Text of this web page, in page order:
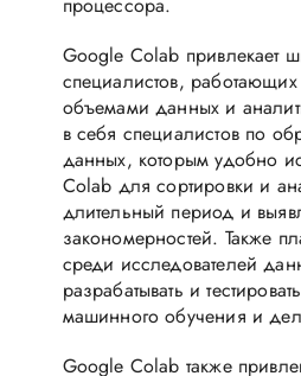
Google Colab привлекает
специалистов,
объемами данных и
в себя специалистов по
данных, которым удобно
Colab для сортировки и
длительный период и
закономерностей. Также
среди исследователей
разрабатывать и
машинного обучения и
Google Colab также